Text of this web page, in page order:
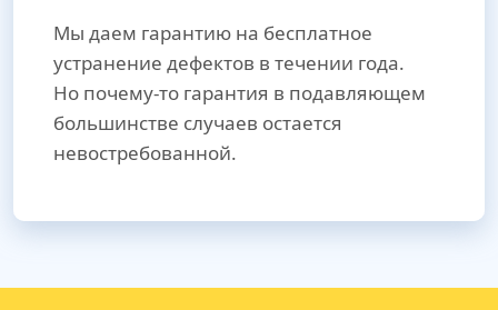
Мы даем гарантию на бесплатное
устранение дефектов в течении года.
Но почему-то гарантия в подавляющем
большинстве случаев остается
невостребованной.